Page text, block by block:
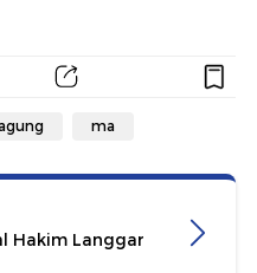
ma
Hakim Langgar